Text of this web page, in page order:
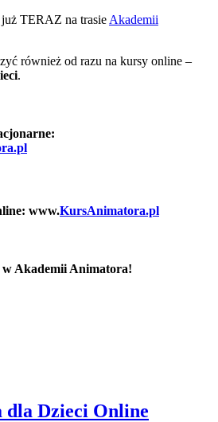
TERAZ na trasie Akademii
również od razu na kursy online –
.
www.KursAnimatora.pl
w Akademii Animatora!
Dzieci Online